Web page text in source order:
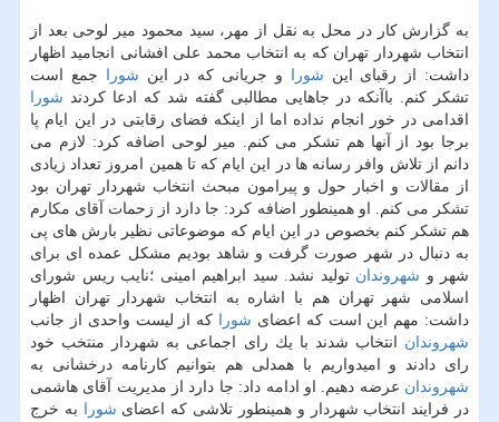
به گزارش كار در محل به نقل از مهر، سید محمود میر لوحی بعد از
انتخاب شهردار تهران كه به انتخاب محمد علی افشانی انجامید اظهار
داشت: از رقبای این شورا و جریانی كه در این شورا
جمع است
تشكر كنم. باآنكه در جاهایی مطالبی گفته شد كه ادعا كردند شورا
اقدامی در خور انجام نداده اما از اینكه فضای رقابتی در این ایام پا
برجا بود از آنها هم تشكر می كنم. میر لوحی اضافه كرد: لازم می
دانم از تلاش وافر رسانه ها در این ایام كه تا همین امروز تعداد زیادی
از مقالات و اخبار حول و پیرامون مبحث انتخاب شهردار تهران بود
تشكر می كنم. او همینطور اضافه كرد: جا دارد از زحمات آقای مكارم
هم تشكر كنم بخصوص در این ایام كه موضوعاتی نظیر بارش های پی
به دنبال در شهر صورت گرفت و شاهد بودیم مشكل عمده ای برای
شهر و شهروندان تولید نشد. سید ابراهیم امینی ؛نایب ریس شورای
اسلامی شهر تهران هم با اشاره به انتخاب شهردار تهران اظهار
داشت: مهم این است كه اعضای شورا
كه از لیست واحدی از جانب
شهروندان انتخاب شدند با یك رای اجماعی به شهردار منتخب خود
رای دادند و امیدواریم با همدلی هم بتوانیم كارنامه درخشانی به
شهروندان عرضه دهیم. او ادامه داد: جا دارد از مدیریت آقای هاشمی
در فرایند انتخاب شهردار و همینطور تلاشی كه اعضای شورا
به خرج